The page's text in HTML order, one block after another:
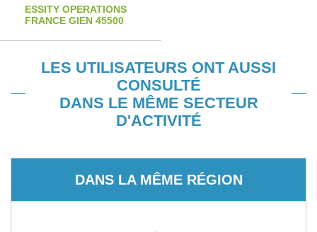
ESSITY OPERATIONS
FRANCE GIEN 45500
LES UTILISATEURS ONT AUSSI
CONSULTÉ
DANS LE MÊME SECTEUR
D'ACTIVITÉ
DANS LA MÊME RÉGION